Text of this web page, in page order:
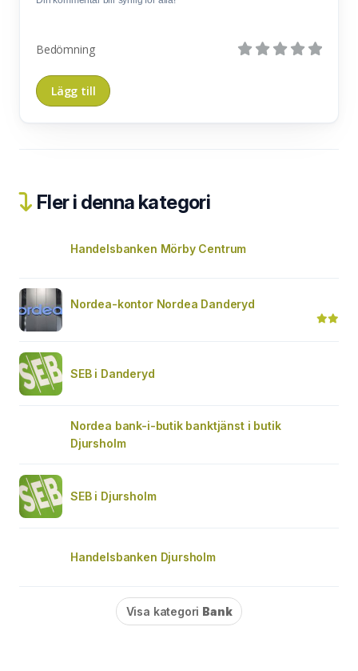
Bedömning
Fler i denna kategori
Handelsbanken Mörby Centrum
Nordea-kontor Nordea Danderyd
SEB i Danderyd
Nordea bank-i-butik banktjänst i butik
Djursholm
SEB i Djursholm
Handelsbanken Djursholm
Visa kategori Bank